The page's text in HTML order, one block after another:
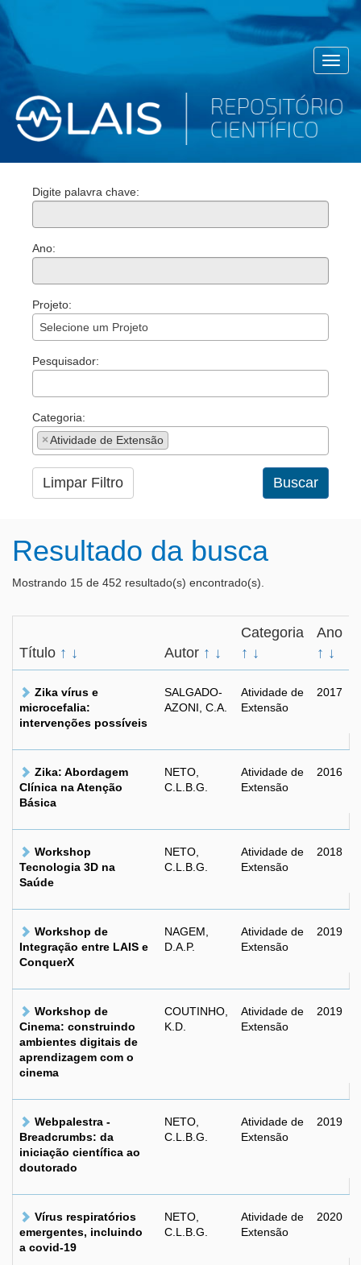
Digite palavra chave:
Ano:
Projeto:
Selecione um Projeto
Pesquisador:
Categoria:
×Atividade de Extensão
Limpar Filtro Buscar
Resultado da busca
Mostrando 15 de 452 resultado(s) encontrado(s).
Título ↑ ↓ Autor ↑ ↓
Categoria
↑ ↓
Ano
↑ ↓
Zika vírus e
microcefalia:
intervenções possíveis
SALGADO-
AZONI, C.A.
Atividade de
Extensão
2017
Zika: Abordagem
Clínica na Atenção
Básica
NETO,
C.L.B.G.
Atividade de
Extensão
2016
Workshop
Tecnologia 3D na
Saúde
NETO,
C.L.B.G.
Atividade de
Extensão
2018
Workshop de
Integração entre LAIS e
ConquerX
NAGEM,
D.A.P.
Atividade de
Extensão
2019
Workshop de
Cinema: construindo
ambientes digitais de
aprendizagem com o
cinema
COUTINHO,
K.D.
Atividade de
Extensão
2019
Webpalestra -
Breadcrumbs: da
iniciação científica ao
doutorado
NETO,
C.L.B.G.
Atividade de
Extensão
2019
Vírus respiratórios
emergentes, incluindo
a covid-19
NETO,
C.L.B.G.
Atividade de
Extensão
2020